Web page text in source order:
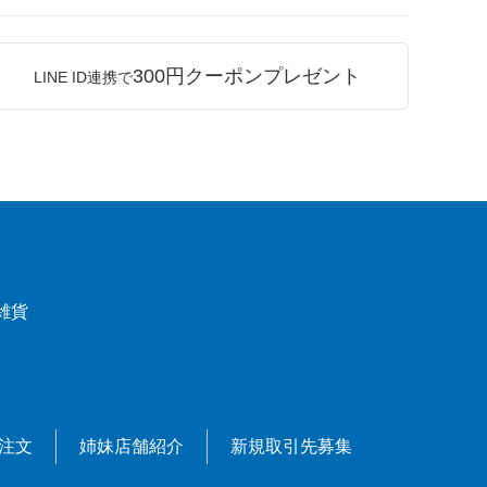
LINE ID連携で300円クーポンプレゼント
貨
文 姉妹店舗紹介 新規取引先募集